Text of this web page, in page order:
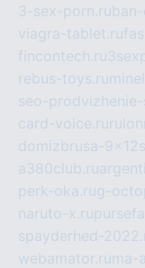
3-sex-porn.ru
viagra-tablet.ru
fincontech.ru
rebus-toys.ru
seo-
card-voice.ru
domizbrusa-
a380club.ru
perk-oka.rug-
naruto-x.ru
spayderhed-
webamator.ru ma-